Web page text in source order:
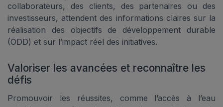
collaborateurs, des clients, des partenaires ou des
investisseurs, attendent des informations claires sur la
réalisation des objectifs de développement durable
(ODD) et sur l’impact réel des initiatives.
Valoriser les avancées et reconnaître les
défis
Promouvoir les réussites, comme l’accès à l’eau